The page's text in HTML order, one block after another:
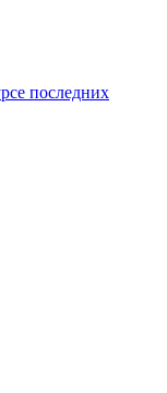
последних